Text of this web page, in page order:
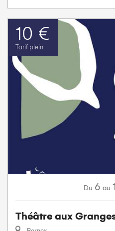
10 €
Tarif plein
Du 6 au
Théâtre aux